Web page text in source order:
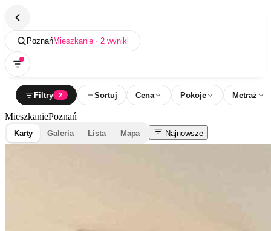
PoznańMieszkanie · 2 wyniki
Filtry 2 Sortuj Cena Pokoje Metraż
MieszkaniePoznań
Karty Galeria Lista Mapa Najnowsze